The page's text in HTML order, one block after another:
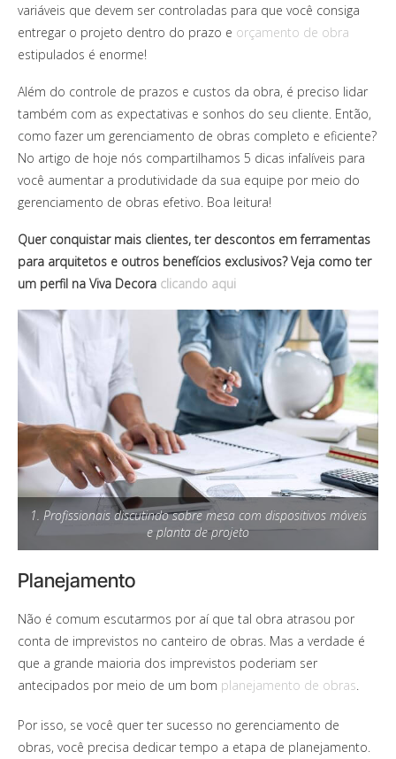
variáveis que devem ser controladas para que você consiga
entregar o projeto dentro do prazo e orçamento de obra
estipulados é enorme!
Além do controle de prazos e custos da obra, é preciso lidar
também com as expectativas e sonhos do seu cliente. Então,
como fazer um gerenciamento de obras completo e eficiente?
No artigo de hoje nós compartilhamos 5 dicas infalíveis para
você aumentar a produtividade da sua equipe por meio do
gerenciamento de obras efetivo. Boa leitura!
Quer conquistar mais clientes, ter descontos em ferramentas
para arquitetos e outros benefícios exclusivos? Veja como ter
um perfil na Viva Decora clicando aqui
1. Profissionais discutindo sobre mesa com dispositivos móveis
e planta de projeto
Planejamento
Não é comum escutarmos por aí que tal obra atrasou por
conta de imprevistos no canteiro de obras. Mas a verdade é
que a grande maioria dos imprevistos poderiam ser
antecipados por meio de um bom planejamento de obras.
Por isso, se você quer ter sucesso no gerenciamento de
obras, você precisa dedicar tempo a etapa de planejamento.